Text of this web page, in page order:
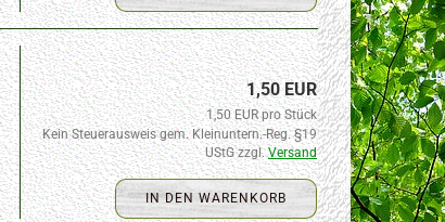
1,50 EUR
1,50 EUR pro Stück
Kein Steuerausweis gem. Kleinuntern.-Reg. §19
UStG zzgl.Versand
IN DEN WARENKORB